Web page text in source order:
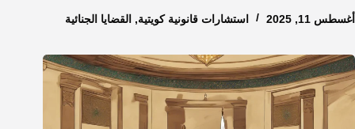
أغسطس 11, 2025 استشارات قانونية كويتية, القضايا الجنائية